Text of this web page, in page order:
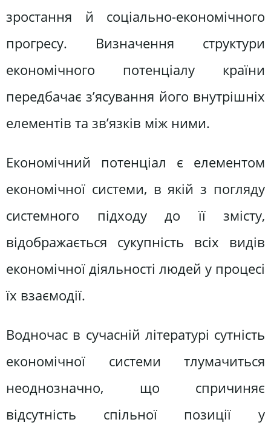
зростання й соціально-економічного
прогресу. Визначення структури
економічного потенціалу країни
передбачає з’ясування його внутрішніх
елементів та зв’язків між ними.
Економічний потенціал є елементом
економічної системи, в якій з погляду
системного підходу до її змісту,
відображається сукупність всіх видів
економічної діяльності людей у процесі
їх взаємодії.
Водночас в сучасній літературі сутність
економічної системи тлумачиться
неоднозначно, що спричиняє
відсутність спільної позиції у